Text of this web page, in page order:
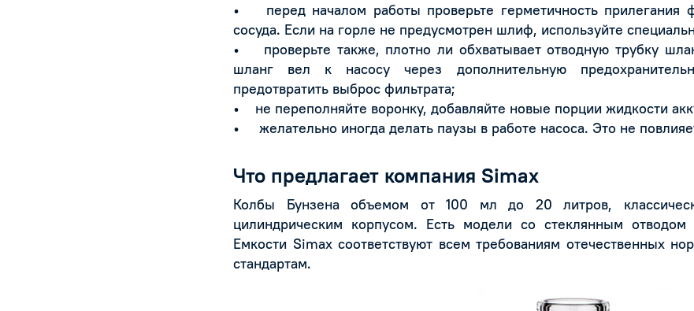
• перед началом работы проверьте герметичность прилегания
сосуда. Если на горле не предусмотрен шлиф, используйте
• проверьте также, плотно ли обхватывает отводную трубку
шланг вел к насосу через дополнительную
предотвратить выброс фильтрата;
• не переполняйте воронку, добавляйте новые порции жидкости
• желательно иногда делать паузы в работе насоса. Это не
Что предлагает компания Simax
Колбы Бунзена объемом от 100 мл до 20 литров,
цилиндрическим корпусом. Есть модели со стеклянным
Емкости Simax соответствуют всем требованиям отечественных
стандартам.